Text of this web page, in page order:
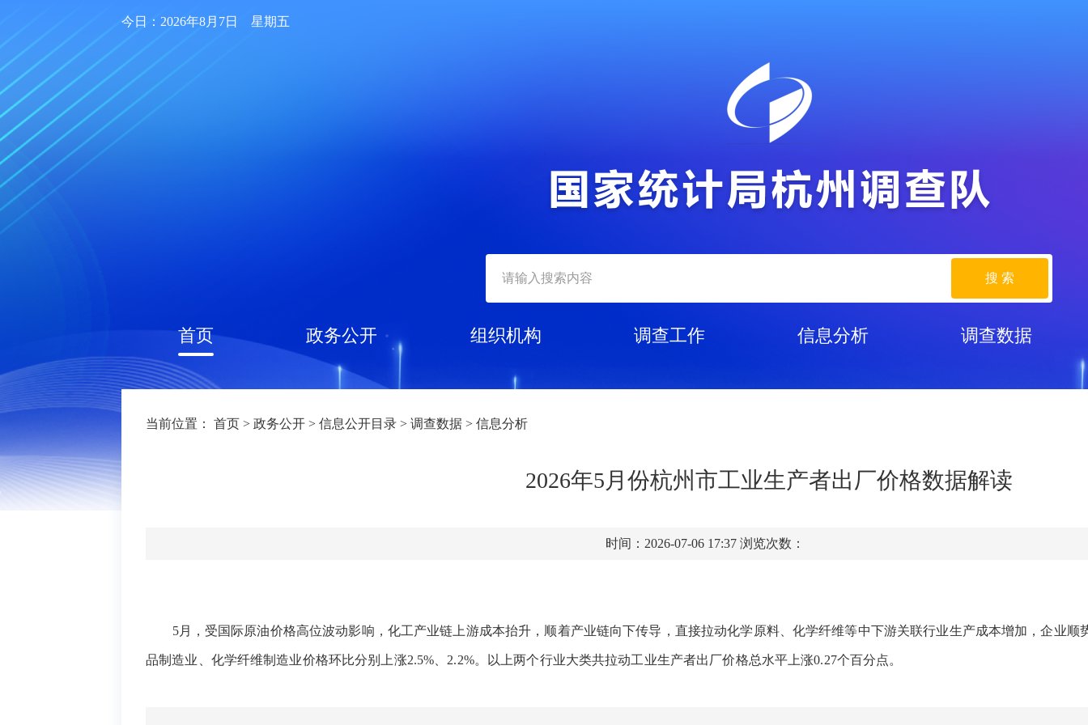
今日：2026年8月7日 星期五
搜 索
首页 政务公开 组织机构 调查工作 信息分析 调查数据
当前位置： 首页 > 政务公开 > 信息公开目录 > 调查数据 > 信息分析
2026年5月份杭州市工业生产者出厂价格数据解读
时间：2026-07-06 17:37 浏览次数：
5月，受国际原油价格高位波动影响，化工产业链上游成本抬升，顺着产业链向下传导，直接拉动化学原料、化学纤维等中下游关联行业生产成本增加，企业
品制造业、化学纤维制造业价格环比分别上涨2.5%、2.2%。以上两个行业大类共拉动工业生产者出厂价格总水平上涨0.27个百分点。